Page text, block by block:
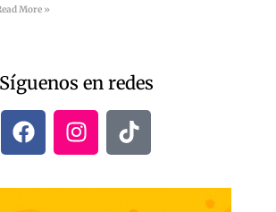
More »
Síguenos en redes